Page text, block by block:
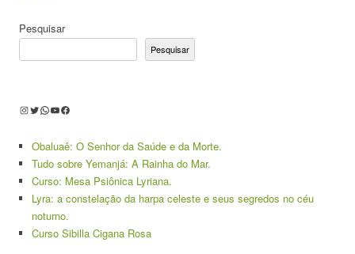
Pesquisar
Pesquisar
Instagram
Twitter
WhatsApp
Youtube
Facebook
Obaluaê: O Senhor da Saúde e da Morte.
Tudo sobre Yemanjá: A Rainha do Mar.
Curso: Mesa Psiônica Lyriana.
Lyra: a constelação da harpa celeste e seus segredos no céu
noturno.
Curso Sibilla Cigana Rosa